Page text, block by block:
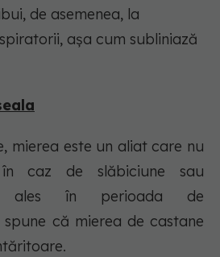
de asemenea, la
așa cum subliniază
mierea este un aliat care nu
caz de slăbiciune sau
ales în perioada de
spune că mierea de castane